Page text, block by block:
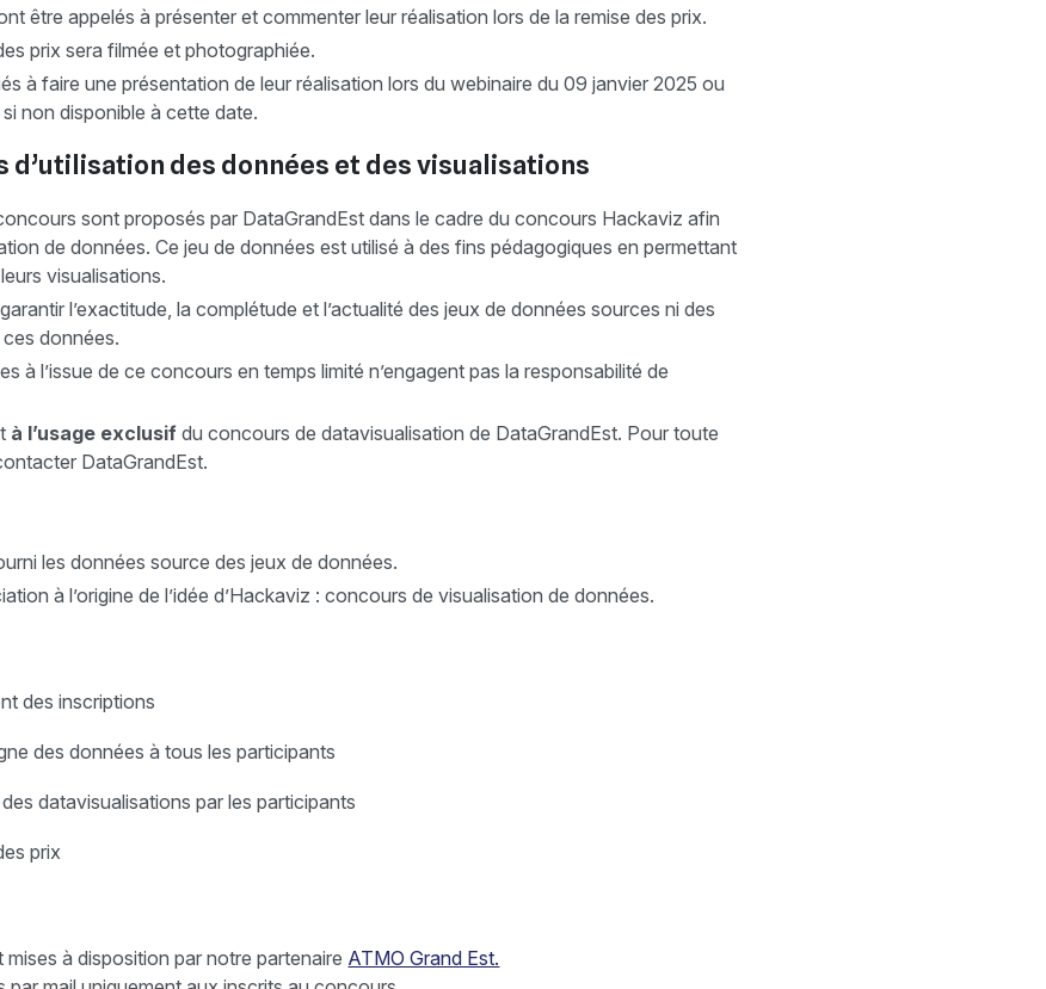
être appelés à présenter et commenter leur réalisation lors de la remise des prix.
prix sera filmée et photographiée.
à faire une présentation de leur réalisation lors du webinaire du 09 janvier 2025 ou
non disponible à cette date.
d’utilisation des données et des visualisations
sont proposés par DataGrandEst dans le cadre du concours Hackaviz afin
de données. Ce jeu de données est utilisé à des fins pédagogiques en permettant
visualisations.
l’exactitude, la complétude et l’actualité des jeux de données sources ni des
données.
à l’issue de ce concours en temps limité n’engagent pas la responsabilité de
à l’usage exclusifdu concours de datavisualisation de DataGrandEst. Pour toute
DataGrandEst.
les données source des jeux de données.
à l’origine de l’idée d’Hackaviz : concours de visualisation de données.
des inscriptions
des données à tous les participants
datavisualisations par les participants
prix
à disposition par notre partenaire ATMO Grand Est.